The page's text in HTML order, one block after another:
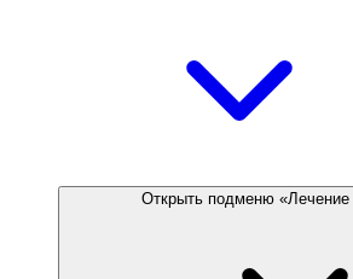
Открыть подменю «Лечение